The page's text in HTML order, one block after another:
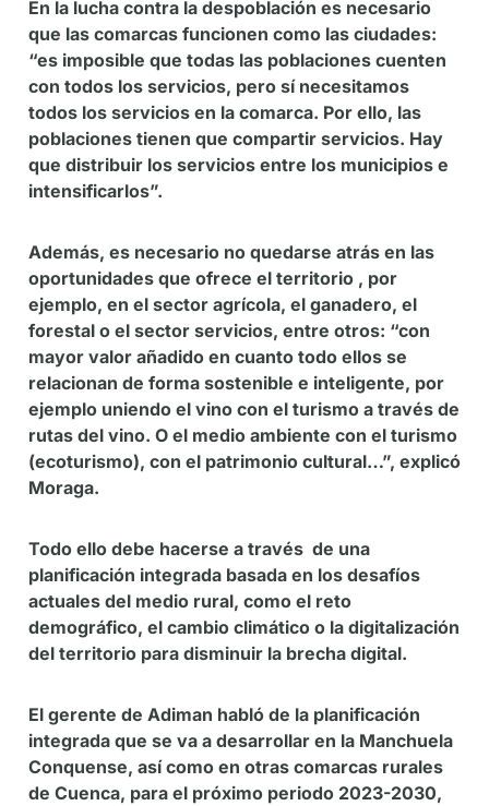
En la lucha contra la despoblación es necesario
que las comarcas funcionen como las ciudades:
“es imposible que todas las poblaciones cuenten
con todos los servicios, pero sí necesitamos
todos los servicios en la comarca. Por ello, las
poblaciones tienen que compartir servicios. Hay
que distribuir los servicios entre los municipios e
intensificarlos”.
Además, es necesario no quedarse atrás en las
oportunidades que ofrece el territorio , por
ejemplo, en el sector agrícola, el ganadero, el
forestal o el sector servicios, entre otros: “con
mayor valor añadido en cuanto todo ellos se
relacionan de forma sostenible e inteligente, por
ejemplo uniendo el vino con el turismo a través de
rutas del vino. O el medio ambiente con el turismo
(ecoturismo), con el patrimonio cultural…”, explicó
Moraga.
Todo ello debe hacerse a través de una
planificación integrada basada en los desafíos
actuales del medio rural, como el reto
demográfico, el cambio climático o la digitalización
del territorio para disminuir la brecha digital.
El gerente de Adiman habló de la planificación
integrada que se va a desarrollar en la Manchuela
Conquense, así como en otras comarcas rurales
de Cuenca, para el próximo periodo 2023-2030,